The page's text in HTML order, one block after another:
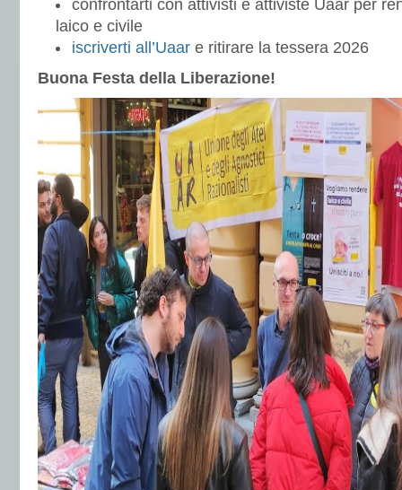
confrontarti con attivisti e attiviste Uaar per
laico e civile
iscriverti all’Uaar e ritirare la tessera 2026
Buona Festa della Liberazione!